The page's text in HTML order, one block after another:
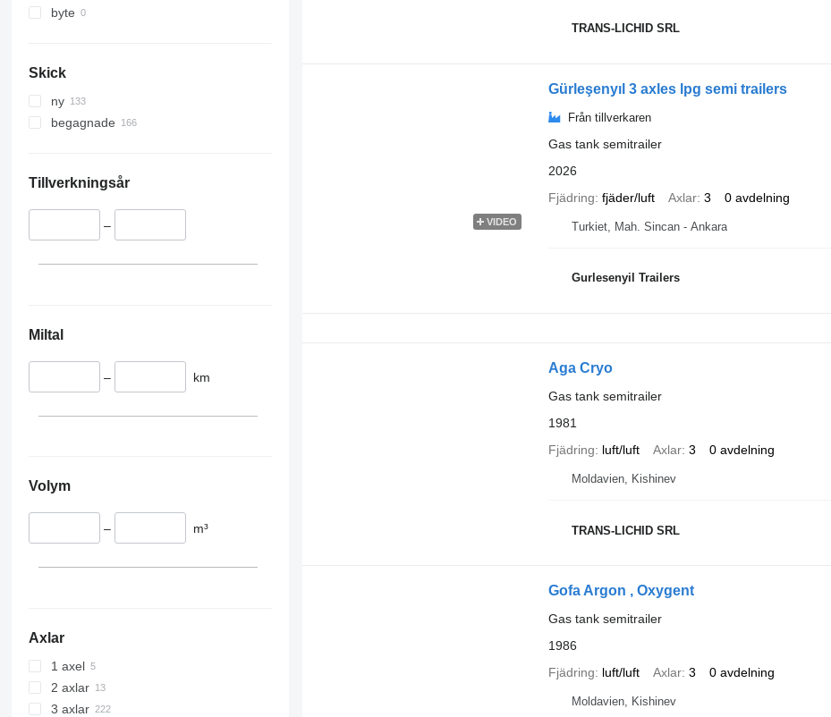
byte
Skick
ny
begagnade
Tillverkningsår
–
Miltal
– km
Volym
– m³
Axlar
1 axel
2 axlar
3 axlar
TRANS-LICHID SRL
VIDEO
Gürleşenyıl 3 axles lpg semi trailers
Från tillverkaren
Gas tank semitrailer
2026
Fjädring fjäder/luft Axlar 3 0 avdelning
Turkiet, Mah. Sincan - Ankara
Gurlesenyil Trailers
Aga Cryo
Gas tank semitrailer
1981
Fjädring
luft/luft Axlar 3 0 avdelning
Moldavien, Kishinev
TRANS-LICHID SRL
Gofa Argon , Oxygent
Gas tank semitrailer
1986
Fjädring
luft/luft Axlar 3 0 avdelning
Moldavien, Kishinev